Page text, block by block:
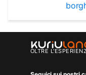
OLTRE